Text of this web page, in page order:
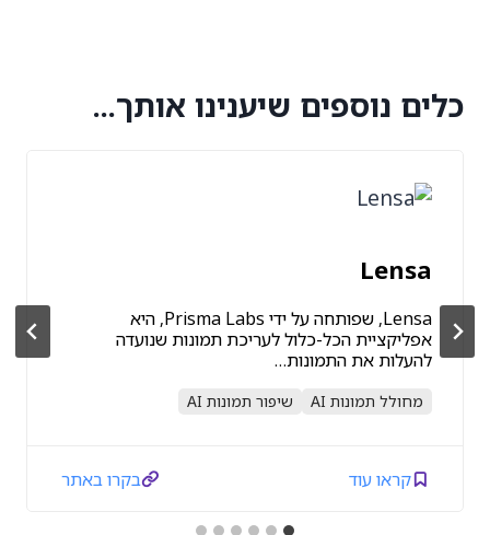
כלים נוספים שיענינו אותך...
Lensa
Lensa, שפותחה על ידי Prisma Labs, היא
אפליקציית הכל-כלול לעריכת תמונות שנועדה
להעלות את התמונות…
מחולל תמונות AI שיפור תמונות AI
קראו עוד בקרו באתר